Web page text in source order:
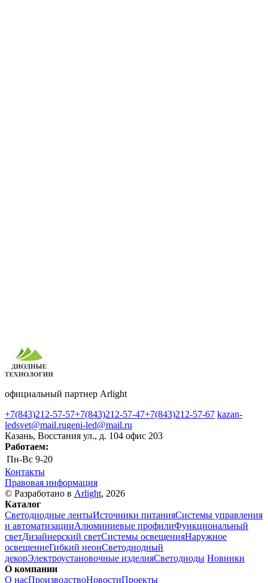
официальный партнер Arlight
+7(843)212-57-57+7(843)212-57-47+7(843)212-57-67 kazan-
ledsvet@mail.rugeni-led@mail.ru
Казань, Восстания ул., д. 104 офис 203
Работаем:
Пн-Вс 9-20
Контакты
Правовая информация
© Разработано в Arlight, 2026
Каталог
Светодиодные лентыИсточники питанияСистемы управления
и автоматизацииАлюминиевые профилиФункциональный
светДизайнерский светСистемы освещенияНаружное
освещениеГибкий неонСветодиодный
декорЭлектроустановочные изделияСветодиоды Новинки
О компании
О насПроизводствоНовостиПроекты